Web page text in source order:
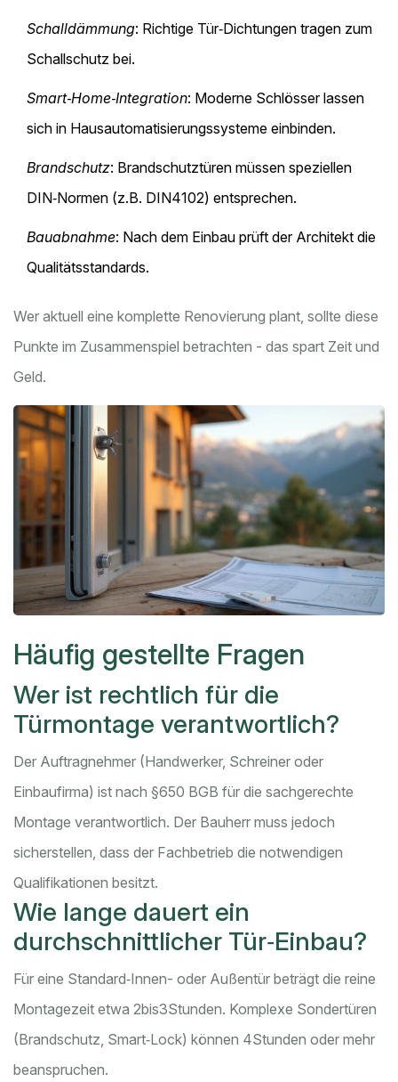
Schalldämmung: Richtige Tür‑Dichtungen tragen zum
Schallschutz bei.
Smart‑Home‑Integration: Moderne Schlösser lassen
sich in Hausautomatisierungssysteme einbinden.
Brandschutz: Brandschutztüren müssen speziellen
DIN‑Normen (z.B. DIN4102) entsprechen.
Bauabnahme: Nach dem Einbau prüft der Architekt die
Qualitätsstandards.
Wer aktuell eine komplette Renovierung plant, sollte diese
Punkte im Zusammenspiel betrachten - das spart Zeit und
Geld.
Häufig gestellte Fragen
Wer ist rechtlich für die
Türmontage verantwortlich?
Der Auftragnehmer (Handwerker, Schreiner oder
Einbaufirma) ist nach §650 BGB für die sachgerechte
Montage verantwortlich. Der Bauherr muss jedoch
sicherstellen, dass der Fachbetrieb die notwendigen
Qualifikationen besitzt.
Wie lange dauert ein
durchschnittlicher Tür‑Einbau?
Für eine Standard‑Innen- oder Außentür beträgt die reine
Montagezeit etwa 2bis3Stunden. Komplexe Sondertüren
(Brandschutz, Smart‑Lock) können 4Stunden oder mehr
beanspruchen.